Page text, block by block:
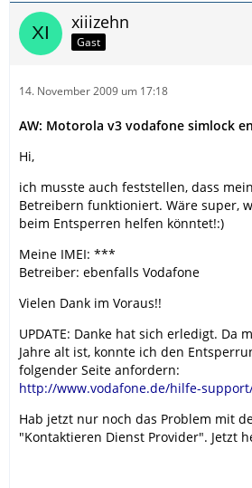
xiiizehn
Gast
14. November 2009 um 17:18
AW: Motorola v3 vodafone simlock
Hi,
ich musste auch feststellen, dass
Betreibern funktioniert. Wäre super,
beim Entsperren helfen könntet!:)
Meine IMEI: ***
Betreiber: ebenfalls Vodafone
Vielen Dank im Voraus!!
UPDATE: Danke hat sich erledigt. Da
Jahre alt ist, konnte ich den
folgender Seite anfordern:
http://www.vodafone.de/hilfe-
Hab jetzt nur noch das Problem mit
"Kontaktieren Dienst Provider". Jetzt